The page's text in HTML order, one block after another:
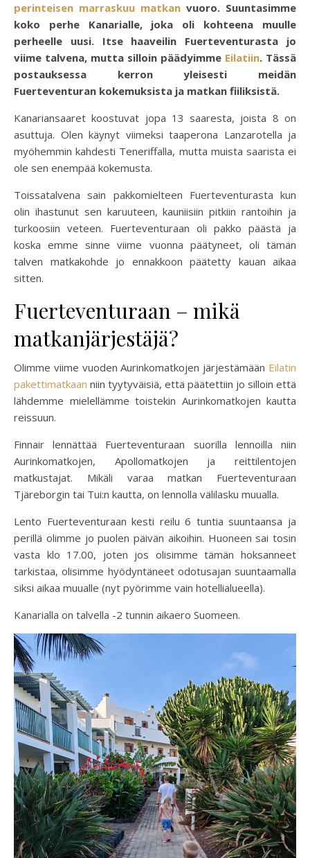
perinteisen marraskuu matkan vuoro. Suuntasimme
koko perhe Kanarialle, joka oli kohteena muulle
perheelle uusi. Itse haaveilin Fuerteventurasta jo
viime talvena, mutta silloin päädyimme Eilatiin. Tässä
postauksessa kerron yleisesti meidän
Fuerteventuran kokemuksista ja matkan fiiliksistä.
Kanariansaaret koostuvat jopa 13 saaresta, joista 8 on
asuttuja. Olen käynyt viimeksi taaperona Lanzarotella ja
myöhemmin kahdesti Teneriffalla, mutta muista saarista ei
ole sen enempää kokemusta.
Toissatalvena sain pakkomielteen Fuerteventurasta kun
olin ihastunut sen karuuteen, kauniisiin pitkiin rantoihin ja
turkoosiin veteen. Fuerteventuraan oli pakko päästä ja
koska emme sinne viime vuonna päätyneet, oli tämän
talven matkakohde jo ennakkoon päätetty kauan aikaa
sitten.
Fuerteventuraan – mikä
matkanjärjestäjä?
Olimme viime vuoden Aurinkomatkojen järjestämään Eilatin
pakettimatkaan niin tyytyväisiä, että päätettiin jo silloin että
lähdemme mielellämme toistekin Aurinkomatkojen kautta
reissuun.
Finnair lennättää Fuerteventuraan suorilla lennoilla niin
Aurinkomatkojen, Apollomatkojen ja reittilentojen
matkustajat. Mikäli varaa matkan Fuerteventuraan
Tjäreborgin tai Tui:n kautta, on lennolla välilasku muualla.
Lento Fuerteventuraan kesti reilu 6 tuntia suuntaansa ja
perillä olimme jo puolen päivän aikoihin. Huoneen sai tosin
vasta klo 17.00, joten jos olisimme tämän hoksanneet
tarkistaa, olisimme hyödyntäneet odotusajan suuntaamalla
siksi aikaa muualle (nyt pyörimme vain hotellialueella).
Kanarialla on talvella -2 tunnin aikaero Suomeen.